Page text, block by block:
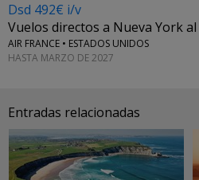
Dsd 492€ i/v
Vuelos directos a Nueva York
AIR FRANCE • ESTADOS UNIDOS
HASTA MARZO DE 2027
Entradas relacionadas